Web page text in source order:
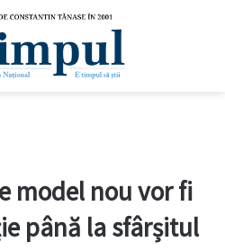
model nou vor fi
până la sfârșitul